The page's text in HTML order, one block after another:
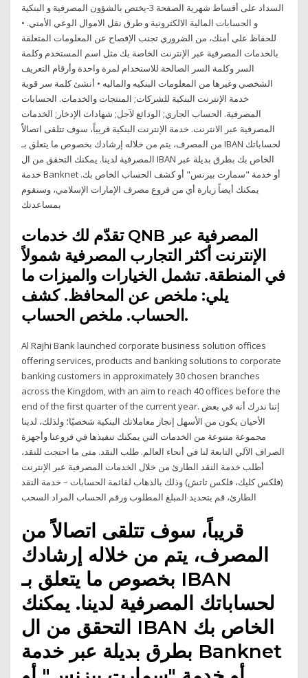
السداد على أقساط شهرية الصفحة 3-يختص بالشؤون المصرفية و البنكية
و الحسابات المالية الالكترونية و طرق نقل الاموال الوعي الأمني. •
للحفاظ على أمنك، من الضروري تجنب الإفصاح عن المعلومات المتعلقة
بالخدمات المصرفية عبر الإنترنت الخاصة بك مثل اسم المستخدم وكلمة
السر وكلمة السر الصالحة للاستخدام لمرة واحدة وأرقام التعريف
الشخصي وغيرها من المعلومات البنكيه والماليه • أنشئ كلمة سر قوية
خدمة الإنترنت البنكية للشركات; المنتجات والخدمات. الحسابات
المصرفية. الحساب‭ ‬الجاري; الودائع‭ ‬لآجل; شهادات‭ ‬الإدخار; الخدمات
المصرفية عبر الانترنت. خدمة الإنترنت البنكية قريباً، سوف تتلقى اتصالاًً
من المصرف، يتم من خلاله إرشادك بخصوص ما يتعلق بـ IBAN لحساباتك
المصرفية لدينا. يمكنك التحقق من ال IBAN الخاص بك بطرق بديلة عبر
خدمة Banknet أو خدمة "سمارت بيزنس" أو كشف الحساب الخاص بك.
يمكنك أيضاً زيارة أي من فروع مصرف الإمارات الإسلامي، وسنقوم
بمساعدتك
تقدّم لك خدمات QNB المصرفية عبر
الإنترنت أكثر التجارب المصرفية شمولاً
في المنطقة. تشمل الخيارات والميزات ما
يلي: ملخص عن المحافظ. كشف
الحساب. ملخص الحساب.
Al Rajhi Bank launched corporate business solution offices
offering services, products and banking solutions to corporate
banking customers in approximately 30 chosen branches
across the Kingdom, with an aim to reach 40 offices before the
end of the first quarter of the current year. إننا ندرك أنه في بعض
الأحيان يكون من الأسهل إنجاز معاملاتك البنكية شخصيًا؛ ولذلك، لدينا
مجموعة متنوعة من الخدمات التي يمكنك تنفيذها في فروعنا وأجهزة
الصراف الآلي التابعة لنا في أنحاء العالم. طلب النقد. متى ما احتجت للنقد،
أطلب خدمة النقد الطارئ من خلال الخدمات المصرفية عبر الإنترنت
(فلكس كليك، فلكس تاتش) وذلك بالذهاب لقائمة الحسابات – خدمة النقد
الطارئ، قم بتحديد المبلغ المطلوب ورقم الحساب المراد السحب
قريباً، سوف تتلقى اتصالاًً من
المصرف، يتم من خلاله إرشادك
بخصوص ما يتعلق بـ IBAN
لحساباتك المصرفية لدينا. يمكنك
التحقق من ال IBAN الخاص بك
بطرق بديلة عبر خدمة Banknet